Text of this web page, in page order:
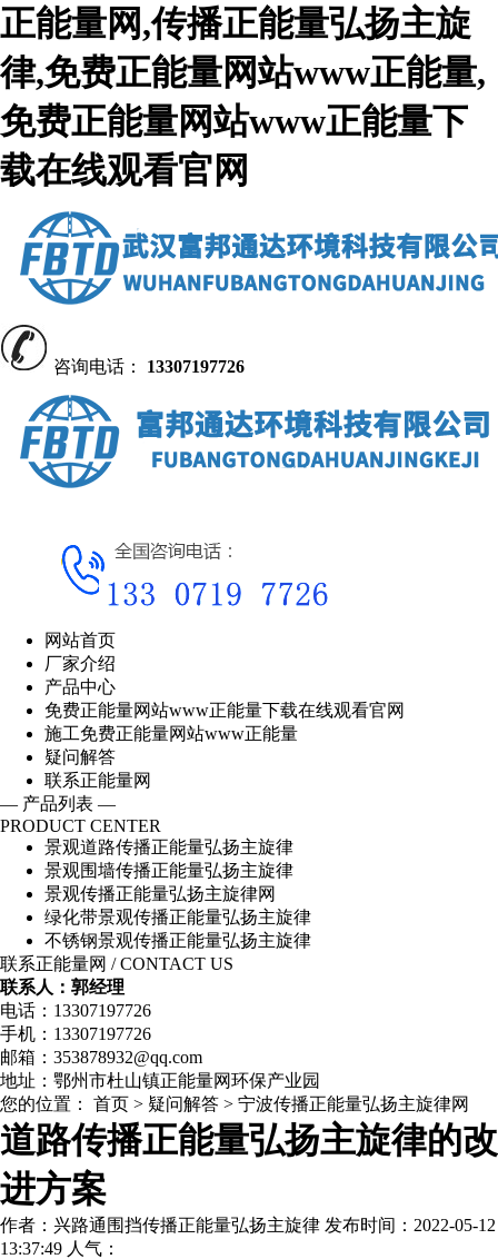
正能量网,传播正能量弘扬主旋
律,免费正能量网站www正能量,
免费正能量网站www正能量下
载在线观看官网
咨询电话： 13307197726
网站首页
厂家介绍
产品中心
免费正能量网站www正能量下载在线观看官网
施工免费正能量网站www正能量
疑问解答
联系正能量网
— 产品列表 —
PRODUCT CENTER
景观道路传播正能量弘扬主旋律
景观围墙传播正能量弘扬主旋律
景观传播正能量弘扬主旋律网
绿化带景观传播正能量弘扬主旋律
不锈钢景观传播正能量弘扬主旋律
联系正能量网 / CONTACT US
联系人：郭经理
电话：13307197726
手机：13307197726
邮箱：353878932@qq.com
地址：鄂州市杜山镇正能量网环保产业园
您的位置： 首页 > 疑问解答 > 宁波传播正能量弘扬主旋律网
道路传播正能量弘扬主旋律的改
进方案
作者：兴路通围挡传播正能量弘扬主旋律 发布时间：2022-05-12
13:37:49 人气：